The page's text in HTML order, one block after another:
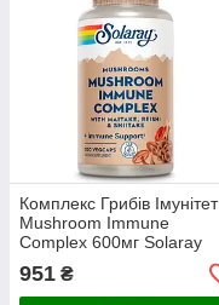
Комплекс Грибів Імунітет
Mushroom Immune
Complex 600мг Solaray
100 капсул
951 ₴